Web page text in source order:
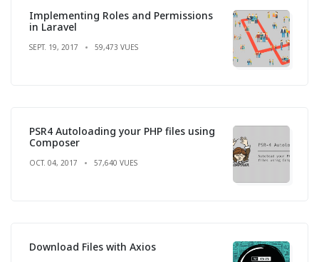
Implementing Roles and Permissions
in Laravel
SEPT. 19, 2017 59,473 VUES
PSR4 Autoloading your PHP files using
Composer
OCT. 04, 2017 57,640 VUES
Download Files with Axios